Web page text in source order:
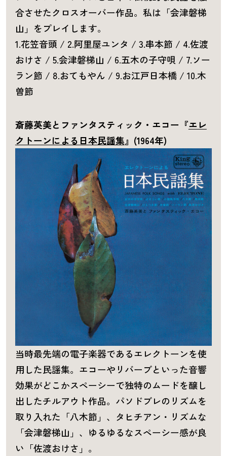
合させたクロスオーバー作品。私は「会津磐梯
山」をプレイします。
1.花笠音頭 / 2.阿里屋ユンタ / 3.串本節 / 4.佐渡
おけさ / 5.会津磐梯山 / 6.五木の子守唄 / 7.ソー
ラン節 / 8.おてもやん / 9.お江戸日本橋 / 10.木
曽節
斎藤英美とファンタスティック・エコー『エレ
クトーンによる日本民謡集』(1964年)
当時最先端の電子楽器であるエレクトーンを使
用した民謡集。エコーやリバーブといった音響
効果がどこかスペーシーで独特のムードを醸し
出したチルアウト作品。パソドブレのリズムを
取り入れた「八木節」、タヒチアン・リズムな
「会津磐梯山」、ゆるゆるなスペーシー感が良
い「佐渡おけさ」。